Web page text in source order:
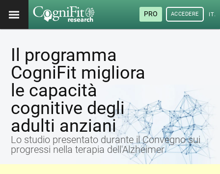
PRO ACCEDERE
Il programma
CogniFit migliora
le capacità
cognitive degli
adulti anziani
Lo studio presentato durante il Convegno sui
progressi nella terapia dell'Alzheimer